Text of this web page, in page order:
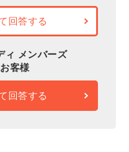
回答する
ィ メンバーズ
客様
回答する